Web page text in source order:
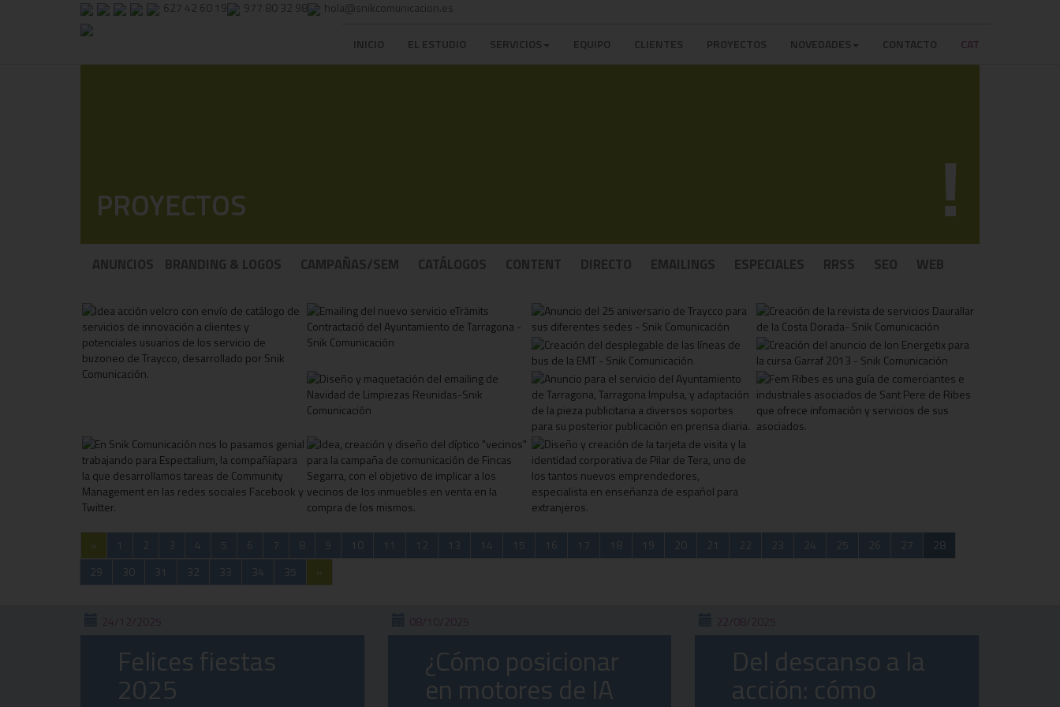
627 42 60 19 977 80 32 98 hola@snikcomunicacion.es
INICIO EL ESTUDIO SERVICIOS EQUIPO CLIENTES PROYECTOS NOVEDADES CONTACTO CAT
!
PROYECTOS
ANUNCIOS BRANDING & LOGOS CAMPAÑAS/SEM CATÁLOGOS CONTENT DIRECTO EMAILINGS ESPECIALES RRSS SEO WEB
« 1 2 3 4 5 6 7 8 9 10 11 12 13 14 15 16 17 18 19 20 21 22 23 24 25 26 27
28
29
30 31 32 33 34 35 »
24/12/2025
Felices fiestas
2025
08/10/2025
¿Cómo posicionar
en motores de IA
22/08/2025
Del descanso a la
acción: cómo